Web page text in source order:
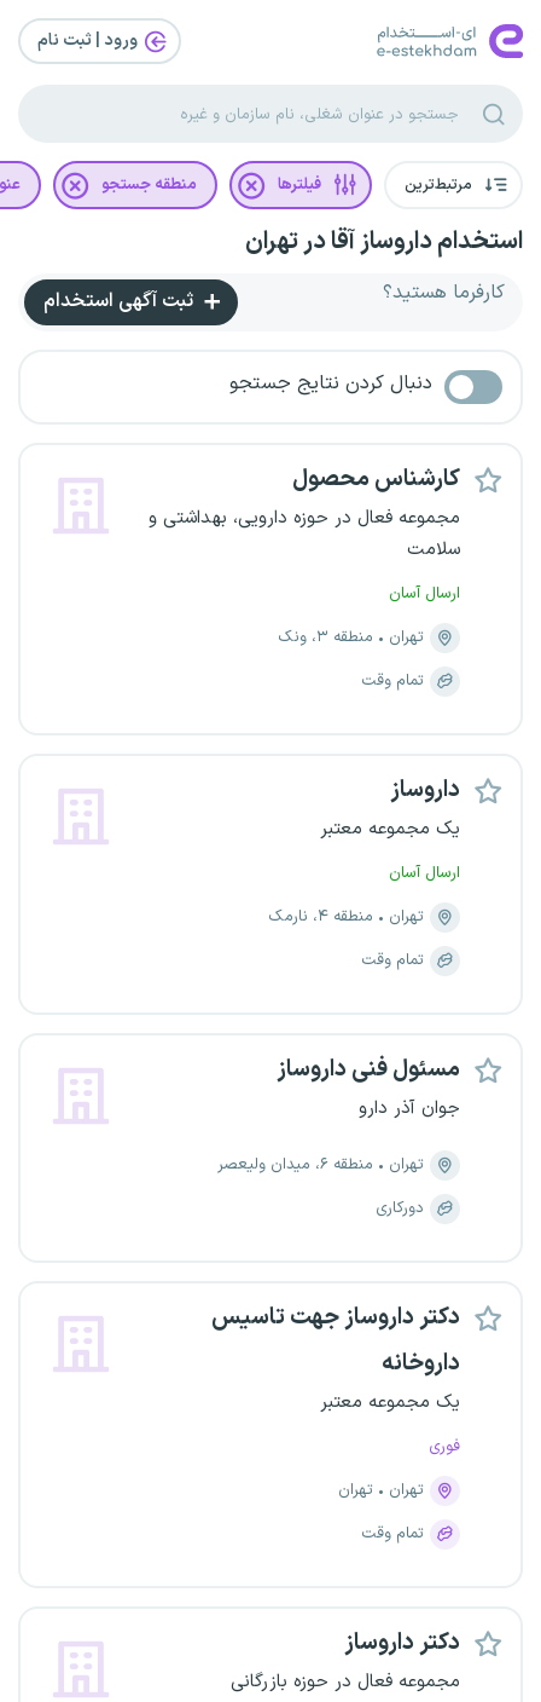
ورود | ثبت‌ نام
مرتبط‌ترین فیلترها منطقه جستجو
استخدام داروساز آقا در تهران
کارفرما هستید؟ ثبت آگهی استخدام
دنبال کردن نتایج جستجو
کارشناس محصول
مجموعه فعال در حوزه دارویی، بهداشتی و
سلامت
ارسال آسان
تهران
منطقه ۳، ونک
تمام وقت
داروساز
یک مجموعه معتبر
ارسال آسان
تهران
منطقه ۴، نارمک
تمام وقت
مسئول فنی داروساز
جوان آذر دارو
تهران
منطقه ۶، میدان ولیعصر
دورکاری
دکتر داروساز جهت تاسیس
داروخانه
یک مجموعه معتبر
فوری
تهران
تهران
تمام وقت
دکتر داروساز
مجموعه فعال در حوزه بازرگانی